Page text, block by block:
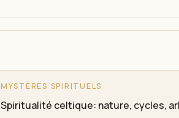
MYSTÈRES SPIRITUELS
Spiritualité celtique: nature, cycles,